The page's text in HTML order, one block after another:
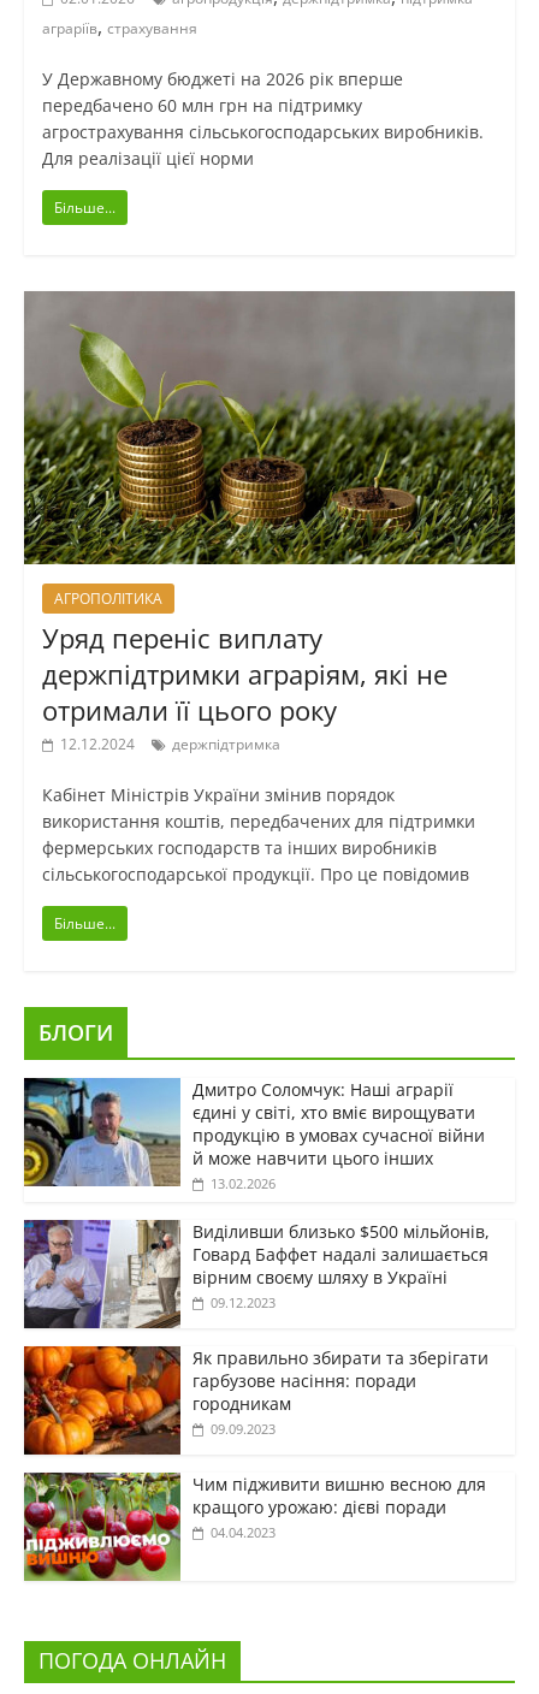
аграріїв, страхування
У Державному бюджеті на 2026 рік вперше
передбачено 60 млн грн на підтримку
агрострахування сільськогосподарських виробників.
Для реалізації цієї норми
Більше...
АГРОПОЛІТИКА
Уряд переніс виплату
держпідтримки аграріям, які не
отримали її цього року
12.12.2024 держпідтримка
Кабінет Міністрів України змінив порядок
використання коштів, передбачених для підтримки
фермерських господарств та інших виробників
сільськогосподарської продукції. Про це повідомив
Більше...
БЛОГИ
Дмитро Соломчук: Наші аграрії
єдині у світі, хто вміє вирощувати
продукцію в умовах сучасної війни
й може навчити цього інших
13.02.2026
Виділивши близько $500 мільйонів,
Говард Баффет надалі залишається
вірним своєму шляху в Україні
09.12.2023
Як правильно збирати та зберігати
гарбузове насіння: поради
городникам
09.09.2023
Чим підживити вишню весною для
кращого урожаю: дієві поради
04.04.2023
ПОГОДА ОНЛАЙН